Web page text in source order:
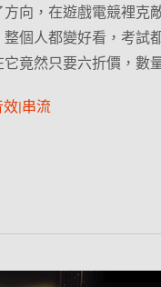
向，在遊戲電競裡克
整個人都變好看，考試
竟然只要六折價，數
效|串流